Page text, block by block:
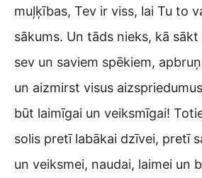
muļķības, Tev ir viss, lai Tu to
sākums. Un tāds nieks, kā
sev un saviem spēkiem,
un aizmirst visus
būt laimīgai un veiksmīgai!
solis pretī labākai dzīvei, pretī
un veiksmei, naudai, laimei un